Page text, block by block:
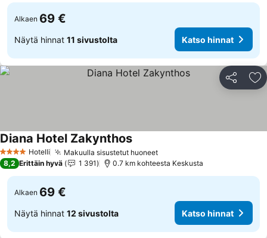
Alkaen 69 €
Näytä hinnat 11 sivustolta Katso hinnat
Jaa
4 Tähtiluokitus
Hotelli Makuulla sisustetut huoneet
Diana Hotel Zakynthos
8,2 Erittäin hyvä 1 391 0.7 km kohteesta Keskusta
Alkaen 69 €
Näytä hinnat 12 sivustolta Katso hinnat